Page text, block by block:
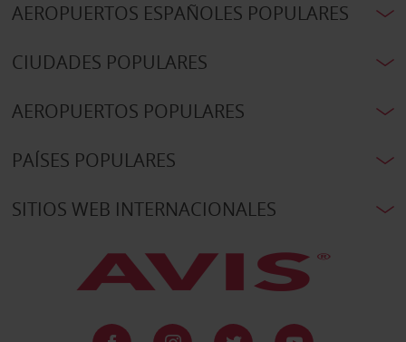
AEROPUERTOS ESPAÑOLES POPULARES
CIUDADES POPULARES
AEROPUERTOS POPULARES
PAÍSES POPULARES
SITIOS WEB INTERNACIONALES